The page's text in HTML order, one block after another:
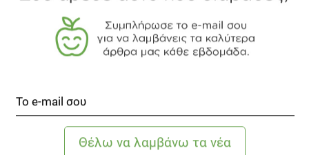
Η χρήση αναστολέων της αντλίας πρωτονίων και ο
κίνδυνος ανάπτυξης πνευμονίας της κοινότητας